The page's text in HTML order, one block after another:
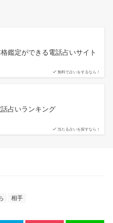
無料で占いをするなら！
鑑定ができる電話占いサイト
当たる占いを探すなら！
占いランキング
相手